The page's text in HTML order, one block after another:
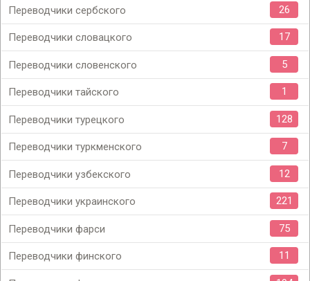
Переводчики сербского 26
Переводчики словацкого 17
Переводчики словенского 5
Переводчики тайского 1
Переводчики турецкого 128
Переводчики туркменского 7
Переводчики узбекского 12
Переводчики украинского 221
Переводчики фарси 75
Переводчики финского 11